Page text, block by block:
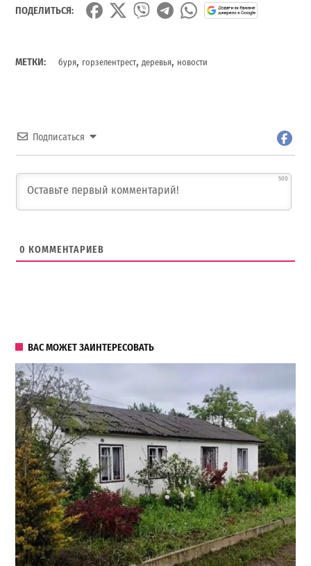
ПОДЕЛИТЬСЯ:
МЕТКИ: буря, горзелентрест,деревья, новости
Подписаться
500
0 КОММЕНТАРИЕВ
ВАС МОЖЕТ ЗАИНТЕРЕСОВАТЬ